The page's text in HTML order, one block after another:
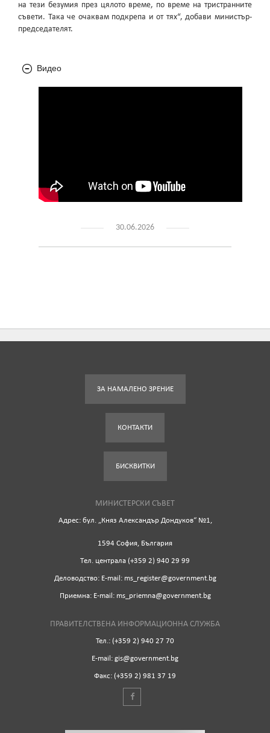
на тези безумия през цялото време, по време на тристранните
съвети. Така че очаквам подкрепа и от тях“, добави министър-
председателят.
Видео
30.06.2026
ЗА НАМАЛЕНО ЗРЕНИЕ
КОНТАКТИ
БИСКВИТКИ
МИНИСТЕРСКИ СЪВЕТ
Адрес: бул. „Княз Александър Дондуков“ №1,
1594 София, България
Tел. централа (+359 2) 940 29 99
Деловодство: Е-mail: ms_register@government.bg
Приемна: Е-mail: ms_priemna@government.bg
ПРАВИТЕЛСТВЕНА ИНФОРМАЦИОННА СЛУЖБА
Тел.: (+359 2) 940 27 70
Е-mail: gis@government.bg
Факс: (+359 2) 981 37 19